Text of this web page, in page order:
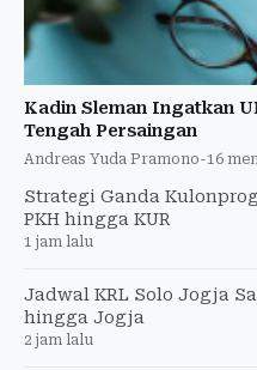
Kadin Sleman Ingatkan
Tengah Persaingan
Andreas Yuda Pramono-16
Strategi Ganda
PKH hingga KUR
1 jam lalu
Jadwal KRL Solo Jogja
hingga Jogja
2 jam lalu